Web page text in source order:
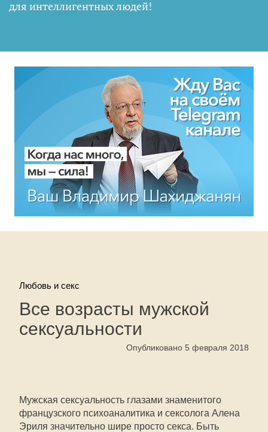
для интеллигентных людей!
Любовь и секс
Все возрасты мужской
сексуальности
Опубликовано 5 февраля 2018
Мужская сексуальность глазами знаменитого
французского психоаналитика и сексолога Алена
Эриля значительно шире просто секса. Быть